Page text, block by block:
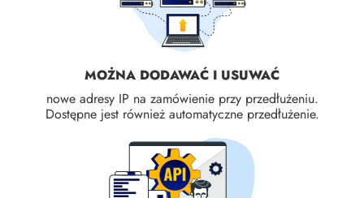
MOŻNA DODAWAĆ I USUWAĆ
nowe adresy IP na zamówienie przy przedłużeniu.
Dostępne jest również automatyczne przedłużenie.